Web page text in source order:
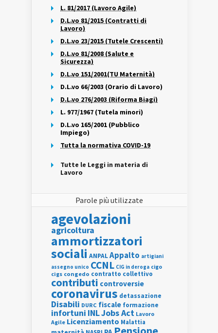
L. 81/2017 (Lavoro Agile)
D.L.vo 81/2015 (Contratti di
Lavoro)
D.L.vo 23/2015 (Tutele Crescenti)
D.L.vo 81/2008 (Salute e
Sicurezza)
D.L.vo 151/2001(TU Maternità)
D.L.vo 66/2003 (Orario di Lavoro)
D.L.vo 276/2003 (Riforma Biagi)
L. 977/1967 (Tutela minori)
D.L.vo 165/2001 (Pubblico
Impiego)
Tutta la normativa COVID-19
Tutte le Leggi in materia di
Lavoro
Parole più utilizzate
agevolazioni
agricoltura
ammortizzatori
sociali ANPALAppalto artigiani
assegno unico CCNL CIG in deroga cigo
cigs congedo contratto collettivo
contributi controversie
coronavirus detassazione
Disabili DURC fiscale formazione
infortuni INLJobs Act Lavoro
Agile Licenziamento Malattia